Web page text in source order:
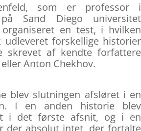
som er professor i
på Sand Diego universitet
en test, i hvilken
forskellige historier
skrevet af kendte forfattere
Anton Chekhov.
blev slutningen afsløret i en
I en anden historie blev
i det første afsnit, og i en